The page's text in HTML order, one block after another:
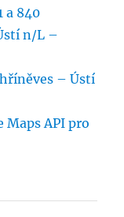
a 840
n/L –
– Ústí
Maps API pro